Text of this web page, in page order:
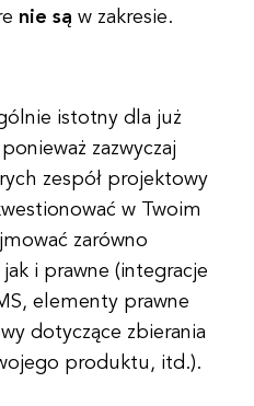
nie są w zakresie.
istotny dla już
zazwyczaj
zespół projektowy
w Twoim
zarówno
i prawne (integracje
elementy prawne
dotyczące zbierania
produktu, itd.).